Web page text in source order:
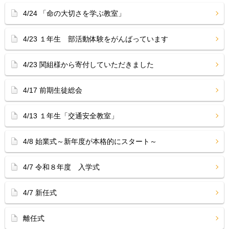
4/24 「命の大切さを学ぶ教室」
4/23 １年生 部活動体験をがんばっています
4/23 関組様から寄付していただきました
4/17 前期生徒総会
4/13 １年生「交通安全教室」
4/8 始業式～新年度が本格的にスタート～
4/7 令和８年度 入学式
4/7 新任式
離任式